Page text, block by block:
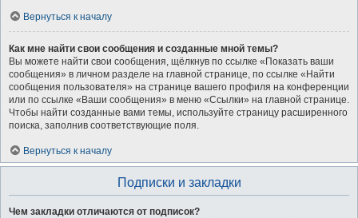
Вернуться к началу
Как мне найти свои сообщения и созданные мной темы?
Вы можете найти свои сообщения, щёлкнув по ссылке «Показать ваши
сообщения» в личном разделе на главной странице, по ссылке «Найти
сообщения пользователя» на странице вашего профиля на конференции
или по ссылке «Ваши сообщения» в меню «Ссылки» на главной странице.
Чтобы найти созданные вами темы, используйте страницу расширенного
поиска, заполнив соответствующие поля.
Вернуться к началу
Подписки и закладки
Чем закладки отличаются от подписок?